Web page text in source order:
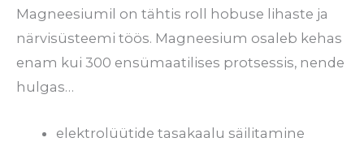
Magneesiumil on tähtis roll hobuse lihaste ja
närvisüsteemi töös. Magneesium osaleb kehas
enam kui 300 ensümaatilises protsessis, nende
hulgas…
elektrolüütide tasakaalu säilitamine